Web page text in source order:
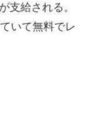
支給される。
いて無料でレ